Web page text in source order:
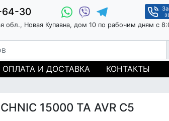
64-30
обл., Новая Купавна, дом 10 по рабочим дням с
ОПЛАТА И ДОСТАВКА КОНТАКТЫ
15000 TA AVR C5